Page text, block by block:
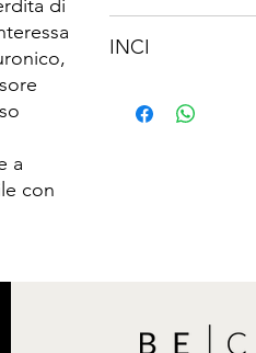
di
a
con
"Personalized
INCI
Hydrolyzed elastin,